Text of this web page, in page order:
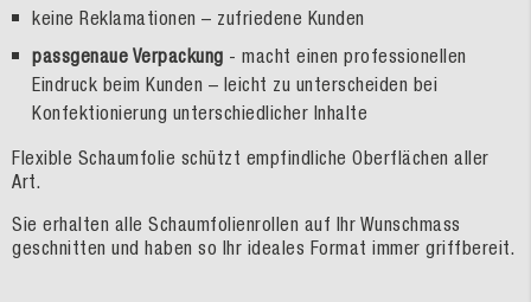
keine Reklamationen – zufriedene Kunden
passgenaue Verpackung - macht einen professionellen
Eindruck beim Kunden – leicht zu unterscheiden bei
Konfektionierung unterschiedlicher Inhalte
Flexible Schaumfolie schützt empfindliche Oberflächen aller
Art.
Sie erhalten alle Schaumfolienrollen auf Ihr Wunschmass
geschnitten und haben so Ihr ideales Format immer griffbereit.